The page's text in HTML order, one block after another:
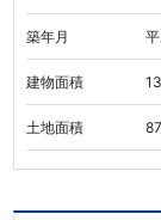
築年月
建物面積
土地面積